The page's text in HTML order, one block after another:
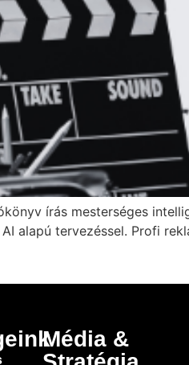
írás mesterséges
alapú tervezéssel. Profi
Média &